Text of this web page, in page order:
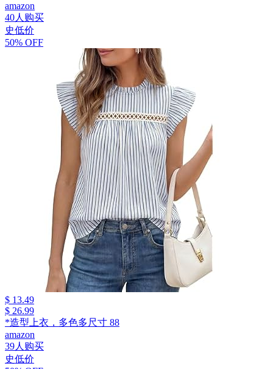
amazon
40人购买
史低价
50% OFF
$ 13.49
$ 26.99
*造型上衣，多色多尺寸 88
amazon
39人购买
史低价